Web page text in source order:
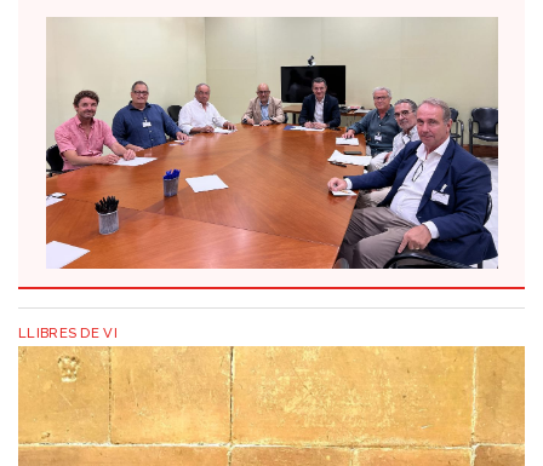
LLIBRES DE VI